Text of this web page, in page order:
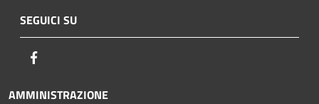
SEGUICI SU
AMMINISTRAZIONE